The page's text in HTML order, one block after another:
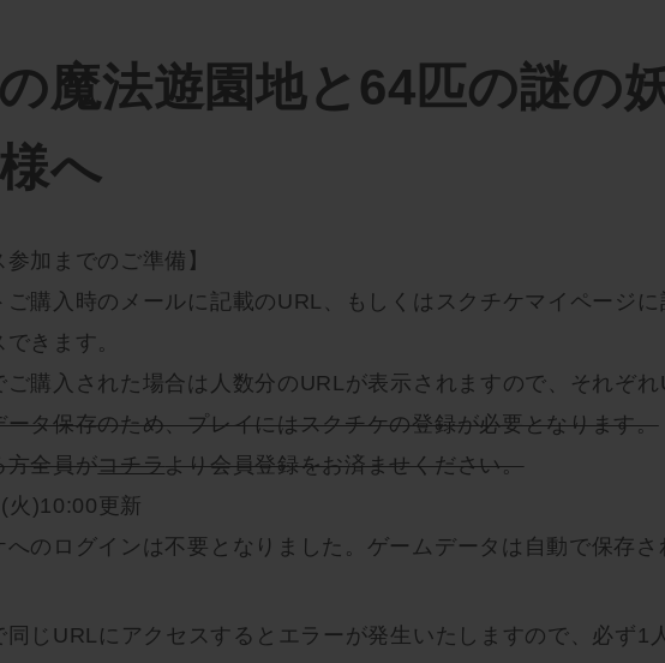
の魔法遊園地と64匹の謎の
へ
参加までのご準備】
ご購入時のメールに記載のURL、もしくはスクチケマイページ
きます。
ご購入された場合は人数分のURLが表示されますので、それぞれ
ータ保存のため、プレイにはスクチケの登録が必要となります。
方全員がコチラより会員登録をお済ませください。
)10:00更新
のログインは不要となりました。ゲームデータは自動で保存さ
じURLにアクセスするとエラーが発生いたしますので、必ず1